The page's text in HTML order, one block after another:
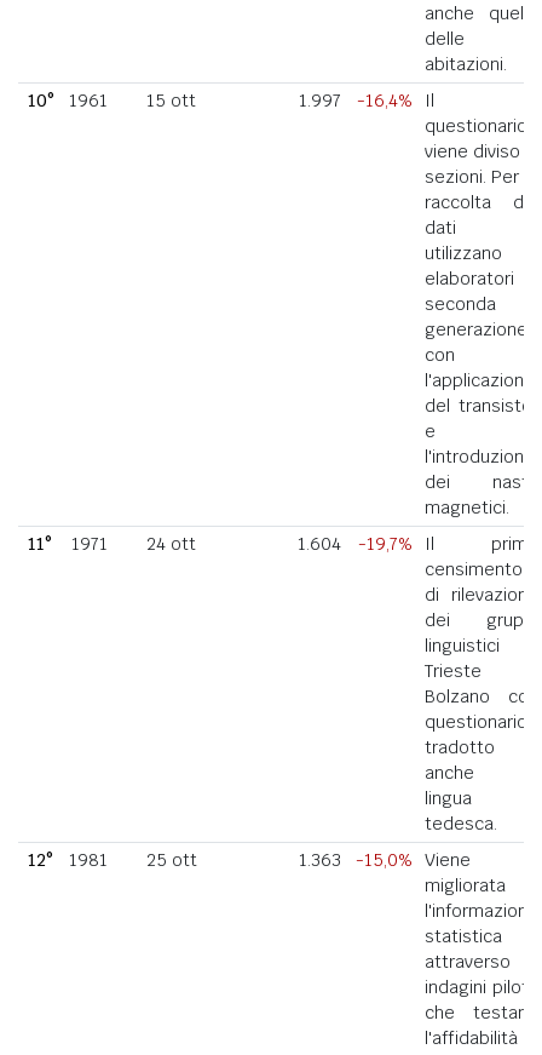
anche quello
delle
abitazioni.
10°
1961 15 ott 1.997 -16,4%
Il
questionario
viene diviso in
sezioni. Per la
raccolta dei
dati si
utilizzano
elaboratori di
seconda
generazione
con
l'applicazione
del transistor
e
l'introduzione
dei nastri
magnetici.
11°
1971 24 ott 1.604 -19,7%
Il primo
censimento
di rilevazione
dei gruppi
linguistici di
Trieste e
Bolzano con
questionario
tradotto
anche in
lingua
tedesca.
12°
1981 25 ott 1.363 -15,0%
Viene
migliorata
l'informazione
statistica
attraverso
indagini pilota
che testano
l'affidabilità